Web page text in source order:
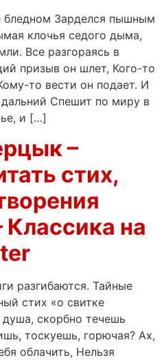
бледном Зарделся пышным
клочья седого дыма,
Все разгораясь в
призыв он шлет, Кого-то
то вести он подает. И
Спешит по миру в
и […]
–
стих,
на
разгибаются. Тайные
стих «о свитке
скорбно течешь
тоскуешь, горючая? Ах,
облачить, Нельзя